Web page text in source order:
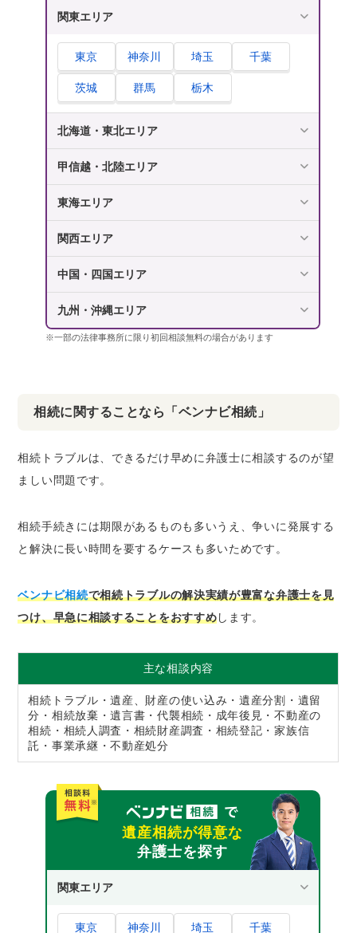
関東エリア
東京 神奈川 埼玉 千葉
茨城 群馬 栃木
北海道・東北エリア
甲信越・北陸エリア
東海エリア
関西エリア
中国・四国エリア
九州・沖縄エリア
※一部の法律事務所に限り初回相談無料の場合があります
相続に関することなら「ベンナビ相続」
相続トラブルは、できるだけ早めに弁護士に相談するのが望
ましい問題です。
相続手続きには期限があるものも多いうえ、争いに発展する
と解決に長い時間を要するケースも多いためです。
ベンナビ相続で相続トラブルの解決実績が豊富な弁護士を見
つけ、早急に相談することをおすすめします。
主な相談内容
相続トラブル・遺産、財産の使い込み・遺産分割・遺留
分・相続放棄・遺言書・代襲相続・成年後見・不動産の
相続・相続人調査・相続財産調査・相続登記・家族信
託・事業承継・不動産処分
遺産相続が得意な
弁護士を探す
関東エリア
東京 神奈川 埼玉 千葉